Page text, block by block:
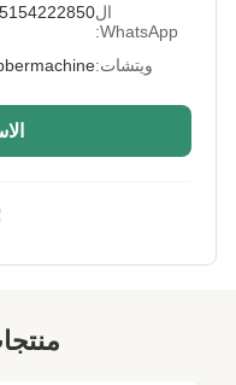
Other Name:
آلة تصنيع
ال
WhatsApp:
ويتشات: